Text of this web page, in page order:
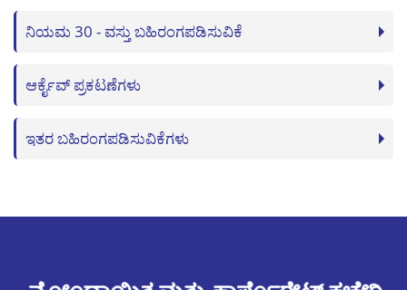
ನಿಯಮ 30 - ವಸ್ತು ಬಹಿರಂಗಪಡಿಸುವಿಕೆ
ಆರ್ಕೈವ್ ಪ್ರಕಟಣೆಗಳು
ಇತರ ಬಹಿರಂಗಪಡಿಸುವಿಕೆಗಳು